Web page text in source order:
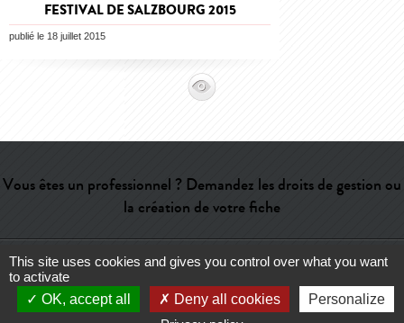
FESTIVAL DE SALZBOURG 2015
publié le 18 juillet 2015
Vous êtes un professionnel ? Demandez les droits de gestion ou
la création de votre fiche
Aide-Contact-Admin-Lexique-CGU-Qui sommes-nous ?-
This site uses cookies and gives you control over what you want
to activate
OK, accept all
Deny all cookies
Personalize